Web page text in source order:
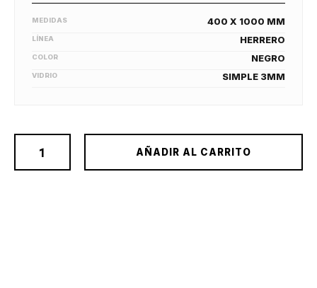
MEDIDAS 400 X 1000 MM
LÍNEA HERRERO
COLOR NEGRO
VIDRIO SIMPLE 3MM
AÑADIR AL CARRITO